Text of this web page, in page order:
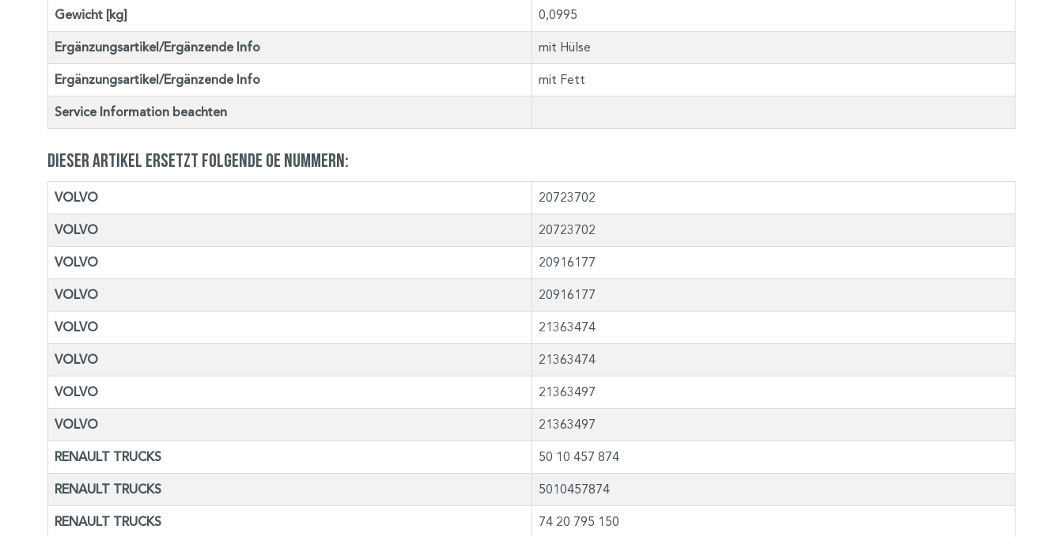
Gewicht [kg] 0,0995
Ergänzungsartikel/Ergänzende Info mit Hülse
Ergänzungsartikel/Ergänzende Info mit Fett
Service Information beachten
Dieser Artikel ersetzt folgende OE Nummern:
VOLVO 20723702
VOLVO 20723702
VOLVO 20916177
VOLVO 20916177
VOLVO 21363474
VOLVO 21363474
VOLVO 21363497
VOLVO 21363497
RENAULT TRUCKS 50 10 457 874
RENAULT TRUCKS 5010457874
RENAULT TRUCKS 74 20 795 150